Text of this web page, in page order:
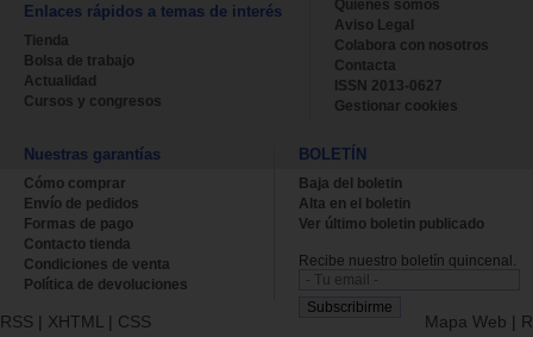
Enlaces rápidos a temas de interés
Tienda
Bolsa de trabajo
Actualidad
Cursos y congresos
Quienes somos
Aviso Legal
Colabora con nosotros
Contacta
ISSN 2013-0627
Gestionar cookies
Nuestras garantías
Cómo comprar
Envío de pedidos
Formas de pago
Contacto tienda
Condiciones de venta
Política de devoluciones
BOLETÍN
Baja del boletin
Alta en el boletin
Ver último boletin publicado
Recibe nuestro boletín quincenal.
RSS | XHTML | CSS Mapa Web |